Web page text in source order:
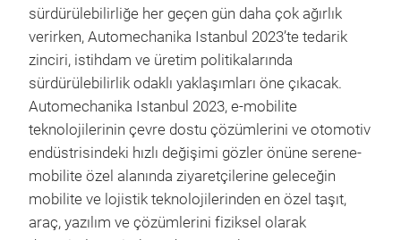
sürdürülebilirliğe her geçen gün daha çok ağırlık
verirken, Automechanika Istanbul 2023’te tedarik
zinciri, istihdam ve üretim politikalarında
sürdürülebilirlik odaklı yaklaşımları öne çıkacak.
Automechanika Istanbul 2023, e-mobilite
teknolojilerinin çevre dostu çözümlerini ve otomotiv
endüstrisindeki hızlı değişimi gözler önüne serene-
mobilite özel alanında ziyaretçilerine geleceğin
mobilite ve lojistik teknolojilerinden en özel taşıt,
araç, yazılım ve çözümlerini fiziksel olarak